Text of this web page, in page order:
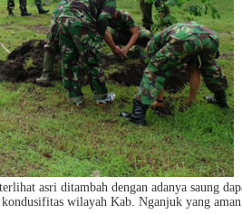
asri ditambah dengan adanya saung
wilayah Kab. Nganjuk yang aman